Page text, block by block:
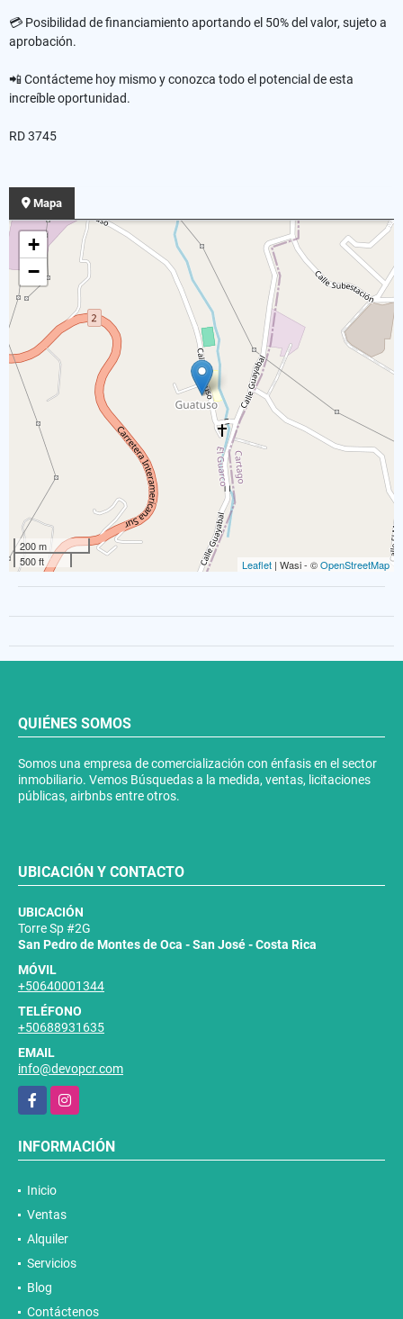
💳 Posibilidad de financiamiento aportando el 50% del valor, sujeto a
aprobación.
📲 Contácteme hoy mismo y conozca todo el potencial de esta
increíble oportunidad.
RD 3745
Mapa
+
−
200 m
500 ft
Leaflet | Wasi - ©OpenStreetMap
QUIÉNES SOMOS
Somos una empresa de comercialización con énfasis en el sector
inmobiliario. Vemos Búsquedas a la medida, ventas, licitaciones
públicas, airbnbs entre otros.
UBICACIÓN Y CONTACTO
UBICACIÓN
Torre Sp #2G
San Pedro de Montes de Oca - San José - Costa Rica
MÓVIL
+50640001344
TELÉFONO
+50688931635
EMAIL
info@devopcr.com
FacebookInstagram
INFORMACIÓN
Inicio
Ventas
Alquiler
Servicios
Blog
Contáctenos